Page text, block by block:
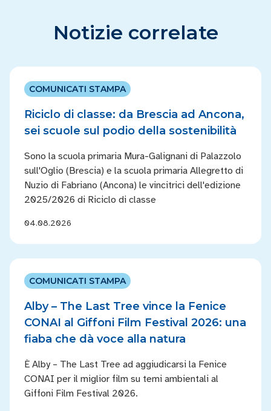
Notizie correlate
COMUNICATI STAMPA
Riciclo di classe: da Brescia ad Ancona,
sei scuole sul podio della sostenibilità
Sono la scuola primaria Mura-Galignani di Palazzolo
sull'Oglio (Brescia) e la scuola primaria Allegretto di
Nuzio di Fabriano (Ancona) le vincitrici dell'edizione
2025/2026 di Riciclo di classe
04.08.2026
COMUNICATI STAMPA
Alby – The Last Tree vince la Fenice
CONAI al Giffoni Film Festival 2026: una
fiaba che dà voce alla natura
È Alby – The Last Tree ad aggiudicarsi la Fenice
CONAI per il miglior film su temi ambientali al
Giffoni Film Festival 2026.